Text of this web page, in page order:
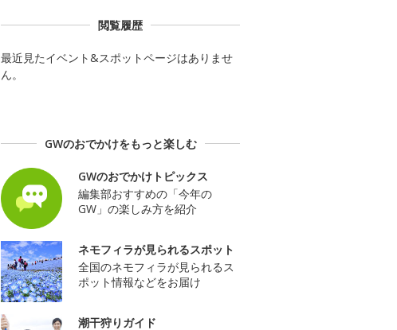
閲覧履歴
最近見たイベント&スポットページはありませ
ん。
GWのおでかけをもっと楽しむ
GWのおでかけトピックス
編集部おすすめの「今年の
GW」の楽しみ方を紹介
ネモフィラが見られるスポット
全国のネモフィラが見られるス
ポット情報などをお届け
潮干狩りガイド